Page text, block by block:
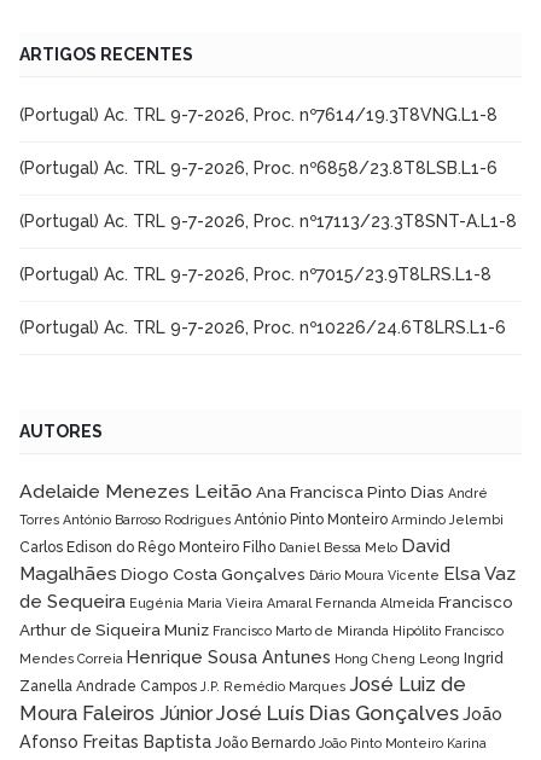
ARTIGOS RECENTES
(Portugal) Ac. TRL 9-7-2026, Proc. nº7614/19.3T8VNG.L1-8
(Portugal) Ac. TRL 9-7-2026, Proc. nº6858/23.8T8LSB.L1-6
(Portugal) Ac. TRL 9-7-2026, Proc. nº17113/23.3T8SNT-A.L1-8
(Portugal) Ac. TRL 9-7-2026, Proc. nº7015/23.9T8LRS.L1-8
(Portugal) Ac. TRL 9-7-2026, Proc. nº10226/24.6T8LRS.L1-6
AUTORES
Adelaide Menezes Leitão Ana Francisca Pinto Dias André
Torres António Barroso Rodrigues António Pinto Monteiro Armindo Jelembi
Carlos Edison do Rêgo Monteiro Filho Daniel Bessa Melo David
Magalhães Diogo Costa Gonçalves Dário Moura Vicente Elsa Vaz
de Sequeira Eugénia Maria Vieira Amaral Fernanda Almeida Francisco
Arthur de Siqueira Muniz Francisco Marto de Miranda Hipólito Francisco
Mendes Correia Henrique Sousa Antunes Hong Cheng Leong Ingrid
Zanella Andrade Campos J.P. Remédio Marques José Luiz de
Moura Faleiros JúniorJosé Luís Dias GonçalvesJoão
Afonso Freitas Baptista João Bernardo João Pinto Monteiro Karina